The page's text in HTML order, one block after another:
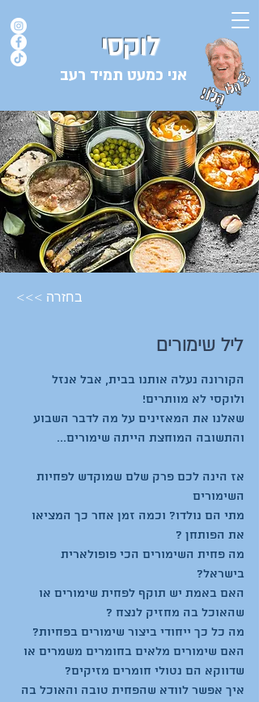
אני כמעט תמיד רעב
לוקסי
<<< בחזרה
ליל שימורים
הקורונה נעלה אותנו בבית, אבל אנזל
ולוקסי לא מוותרים!
שאלנו את המאזינים על מה לדבר השבוע
והתשובה המוחצת הייתה שימורים...
אז הינה לכם פרק שלם שמוקדש לפחיות
השימורים
מתי הם נולדו? וכמה זמן אחר כך המציאו
את הפותחן ?
מה פחית השימורים הכי פופולארית
בישראל?
האם באמת יש תוקף לפחית שימורים או
שהאוכל בה מחזיק לנצח ?
מה כל כך ייחודי ביצור שימורים בפחיות?
האם שימורים מלאים בחומרים משמרים או
שדווקא הם נטולי חומרים מזיקים?
איך אפשר לוודא שהפחית טובה והאוכל בה